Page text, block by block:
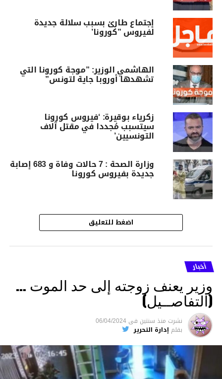
إجتماع طارئ بسبب سلالة جديدة
لفيروس ”كورونا’
الهاشمي الوزير: ”موجة كورونا التي
تشهدها أوروبا جاية لتونس”
زكرياء بوقيرة: ‘فيروس كورونا
سيتسبب مُجددا في مقتل آلاف
التونسيين’
وزارة الصحة : 7 حالات وفاة و 683 إصابة
جديدة بفيروس كورونا
اضغط للتعليق
أخبار
وزير يعنف زوجته إلى حد الموت …
(التفاصــيل)
نشرت منذ سنتين فى 06/04/2024
بقلم إدارة التحرير